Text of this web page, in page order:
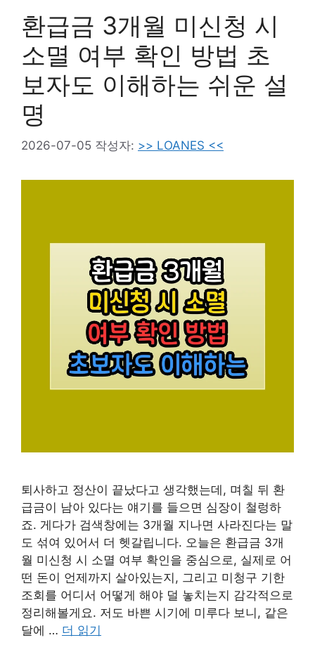
환급금 3개월 미신청 시
소멸 여부 확인 방법 초
보자도 이해하는 쉬운 설
명
2026-07-05 작성자: >> LOANES <<
퇴사하고 정산이 끝났다고 생각했는데, 며칠 뒤 환
급금이 남아 있다는 얘기를 들으면 심장이 철렁하
죠. 게다가 검색창에는 3개월 지나면 사라진다는 말
도 섞여 있어서 더 헷갈립니다. 오늘은 환급금 3개
월 미신청 시 소멸 여부 확인을 중심으로, 실제로 어
떤 돈이 언제까지 살아있는지, 그리고 미청구 기한
조회를 어디서 어떻게 해야 덜 놓치는지 감각적으로
정리해볼게요. 저도 바쁜 시기에 미루다 보니, 같은
달에 … 더 읽기